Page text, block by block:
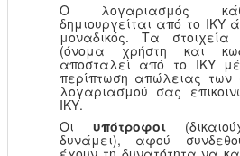
Ο λογαριασμός
δημιουργείται από το ΙΚΥ
μοναδικός. Τα στοιχεία
(όνομα χρήστη και
αποσταλεί από το ΙΚΥ
περίπτωση απώλειας των
λογαριασμού σας
ΙΚΥ.
Οι υπότροφοι
δυνάμει), αφού